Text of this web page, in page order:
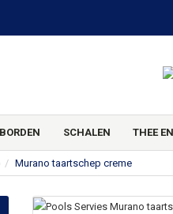
BORDEN SCHALEN THEE
Murano taartschep creme